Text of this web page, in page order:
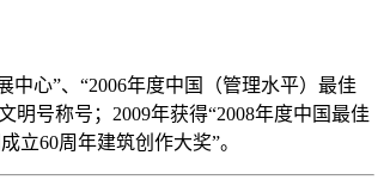
中心”、“2006年度中国（管理水平）最佳
明号称号；2009年获得“2008年度中国最佳
立60周年建筑创作大奖”。